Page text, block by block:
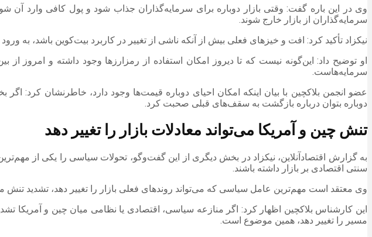
وی در این باره گفت: وقتی بازار دوباره برای سرمایه‌گذاران جذاب شود و پول کافی وارد آن
سرمایه‌گذاران از بازار خارج شوند.
نیکزاد تأکید کرد: افت و خیزهای فعلی بیش از آنکه ناشی از تغییر در کاربرد بیت‌کوین باشد، به
او توضیح داد: این‌گونه نیست که تا دیروز امکان استفاده از رمزارزها وجود داشته و امروز
سرمایه‌هاست.
عضو انجمن بلاکچین با بیان اینکه امکان احیای دوباره قیمت‌ها وجود دارد، خاطرنشان کرد:
دوباره بتوان درباره بازگشت به سقف‌های قبلی صحبت کرد.
تنش چین و آمریکا می‌تواند معادلات بازار را تغییر دهد
به گزارش اقتصادآنلاین، نیکزاد در بخش دیگری از این گفت‌وگو، تحولات سیاسی را یکی از
سنتی اقتصادی بر بازار داشته باشند.
وی معتقد است مهم‌ترین عامل سیاسی که می‌تواند روندهای فعلی بازار را تغییر دهد، تشدید تنش
این کارشناس بلاکچین اظهار کرد: اگر منازعه سیاسی، اقتصادی یا نظامی میان چین و آمریکا
مسیر را تغییر دهد، همین موضوع است.